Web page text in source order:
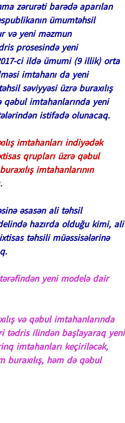
zərurəti barədə aparılan
ümumtəhsil
və yeni məzmun
prosesində yeni
ci ildə ümumi (9 illik) orta
imtahanı da yeni
səviyyəsi üzrə buraxılış
imtahanlarında yeni
istifadə olunacaq.
imtahanları indiyədək
qrupları üzrə qəbul
imtahanlarının
əsasən ali təhsil
hazırda olduğu kimi, ali
təhsili müəssisələrinə
yeni modelə dair
və qəbul imtahanlarında
tədris ilindən başlayaraq yeni
imtahanları keçiriləcək,
həm də qəbul